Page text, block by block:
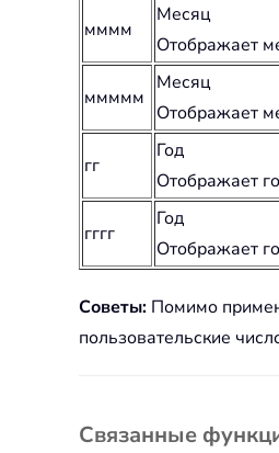
мммм
Месяц
Отображает
ммммм
Месяц
Отображает
гг
Год
Отображает
гггг
Год
Отображает
Советы: Помимо
пользовательские
Связанные